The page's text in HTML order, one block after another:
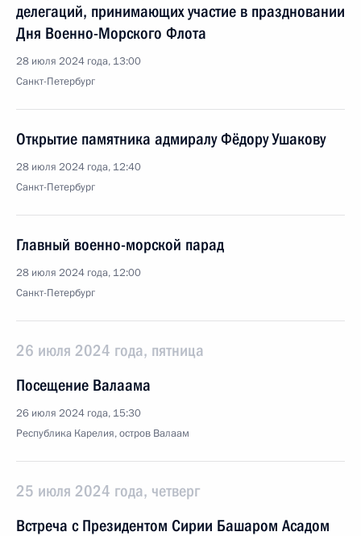
делегаций, принимающих участие в праздновании
Дня Военно-Морского Флота
28 июля 2024 года, 13:00
Санкт-Петербург
Открытие памятника адмиралу Фёдору Ушакову
28 июля 2024 года, 12:40
Санкт-Петербург
Главный военно-морской парад
28 июля 2024 года, 12:00
Санкт-Петербург
26 июля 2024 года, пятница
Посещение Валаама
26 июля 2024 года, 15:30
Республика Карелия, остров Валаам
25 июля 2024 года, четверг
Встреча с Президентом Сирии Башаром Асадом